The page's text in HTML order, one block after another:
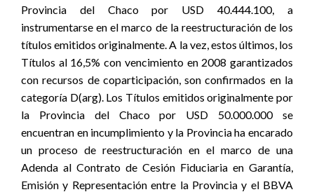
Provincia del Chaco por USD 40.444.100, a
instrumentarse en el marco de la reestructuración de los
títulos emitidos originalmente. A la vez, estos últimos, los
Títulos al 16,5% con vencimiento en 2008 garantizados
con recursos de coparticipación, son confirmados en la
categoría D(arg). Los Títulos emitidos originalmente por
la Provincia del Chaco por USD 50.000.000 se
encuentran en incumplimiento y la Provincia ha encarado
un proceso de reestructuración en el marco de una
Adenda al Contrato de Cesión Fiduciaria en Garantía,
Emisión y Representación entre la Provincia y el BBVA